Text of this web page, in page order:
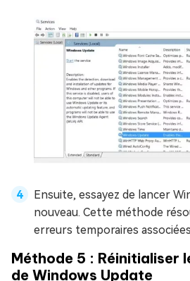
Ensuite, essayez de lancer
nouveau. Cette méthode
erreurs temporaires
Méthode 5 : Réinitialiser
de Windows Update